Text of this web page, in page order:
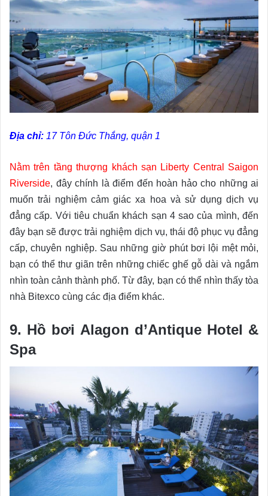
Địa chỉ: 17 Tôn Đức Thắng, quận 1
Nằm trên tầng thượng khách sạn Liberty Central Saigon
Riverside, đây chính là điểm đến hoàn hảo cho những ai
muốn trải nghiệm cảm giác xa hoa và sử dụng dịch vụ
đẳng cấp. Với tiêu chuẩn khách sạn 4 sao của mình, đến
đây bạn sẽ được trải nghiệm dịch vụ, thái độ phục vụ đẳng
cấp, chuyên nghiệp. Sau những giờ phút bơi lội mệt mỏi,
bạn có thể thư giãn trên những chiếc ghế gỗ dài và ngắm
nhìn toàn cảnh thành phố. Từ đây, bạn có thể nhìn thấy tòa
nhà Bitexco cùng các địa điểm khác.
9. Hồ bơi Alagon d’Antique Hotel &
Spa